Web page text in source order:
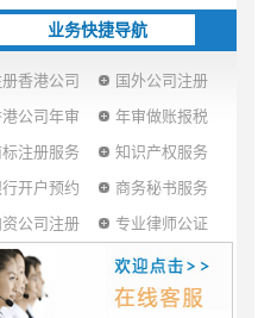
业务快捷导航
册香港公司
国外公司注册
公司年审
年审做账报税
标注册服务
知识产权服务
开户预约
商务秘书服务
资公司注册
专业律师公证